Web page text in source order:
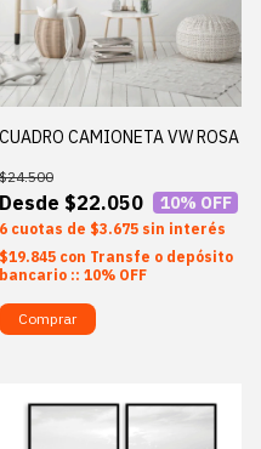
CUADRO CAMIONETA VW ROSA
$22.050
$24.500
10% OFF
6 $3.675 sin interés
$19.845 con Transfe o depósito
bancario :: 10% OFF
Comprar